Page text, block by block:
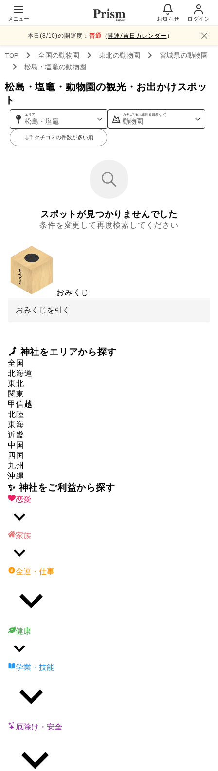
メニュー お知らせ ログイン
本日(8/10)の開運度：普通 （ 開運/吉日カレンダー ）
TOP 全国の動物園 東北の動物園 宮城県の動物園
松島・塩竈の動物園
松島・塩竈・動物園の観光・お出かけスポッ
ト
エリア
松島・塩竈
カテゴリ(山,城,世界遺産など)
動物園
クチコミの件数が多い順
スポットが見つかりませんでした
条件を変更して再度検索してください
おみくじ
おみくじを引く
🗾 神社をエリアから探す
全国
北海道
東北
関東
甲信越
北陸
東海
近畿
中国
四国
九州
沖縄
✨ 神社をご利益から探す
恋愛
家族
金運・仕事
健康
学業・技能
厄除け・安全